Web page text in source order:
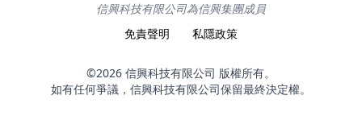
信興科技有限公司為信興集團成員
免責聲明
私隱政策
©2026 信興科技有限公司 版權所有。
如有任何爭議，信興科技有限公司保留最終決定權。